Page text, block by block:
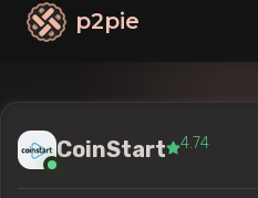
p2pie
CoinStart 4.74